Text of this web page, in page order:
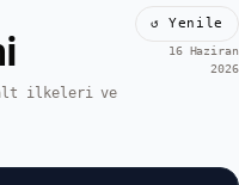
ilkeleri ve
↺ Yenile
16 Haziran
2026